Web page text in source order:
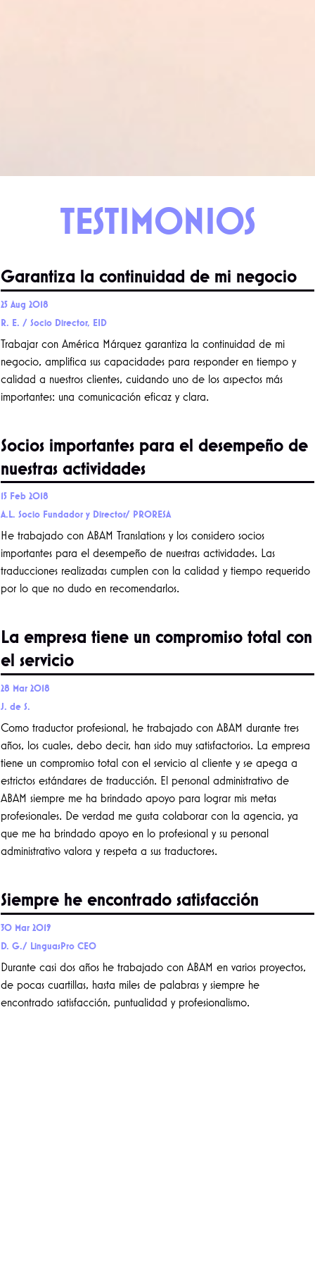
TESTIMONIOS
Garantiza la continuidad de mi negocio
25 Aug 2018
R. E. / Socio Director, EID
Trabajar con América Márquez garantiza la continuidad de mi
negocio, amplifica sus capacidades para responder en tiempo y
calidad a nuestros clientes, cuidando uno de los aspectos más
importantes: una comunicación eficaz y clara.
Socios importantes para el desempeño de
nuestras actividades
15 Feb 2018
A.L. Socio Fundador y Director/ PRORESA
He trabajado con ABAM Translations y los considero socios
importantes para el desempeño de nuestras actividades. Las
traducciones realizadas cumplen con la calidad y tiempo requerido
por lo que no dudo en recomendarlos.
La empresa tiene un compromiso total con
el servicio
28 Mar 2018
J. de S.
Como traductor profesional, he trabajado con ABAM durante tres
años, los cuales, debo decir, han sido muy satisfactorios. La empresa
tiene un compromiso total con el servicio al cliente y se apega a
estrictos estándares de traducción. El personal administrativo de
ABAM siempre me ha brindado apoyo para lograr mis metas
profesionales. De verdad me gusta colaborar con la agencia, ya
que me ha brindado apoyo en lo profesional y su personal
administrativo valora y respeta a sus traductores.
Siempre he encontrado satisfacción
30 Mar 2019
D. G./ LinguasPro CEO
Durante casi dos años he trabajado con ABAM en varios proyectos,
de pocas cuartillas, hasta miles de palabras y siempre he
encontrado satisfacción, puntualidad y profesionalismo.